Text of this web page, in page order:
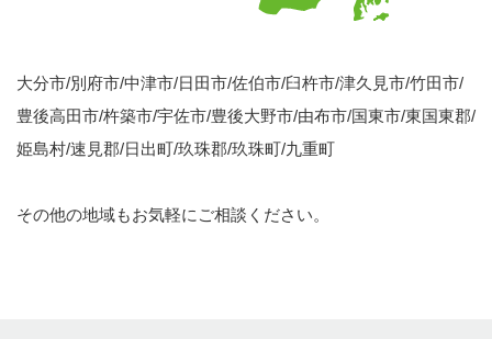
大分市/別府市/中津市/日田市/佐伯市/臼杵市/津久見市/竹田市/
豊後高田市/杵築市/宇佐市/豊後大野市/由布市/国東市/東国東郡/
姫島村/速見郡/日出町/玖珠郡/玖珠町/九重町
その他の地域もお気軽にご相談ください。